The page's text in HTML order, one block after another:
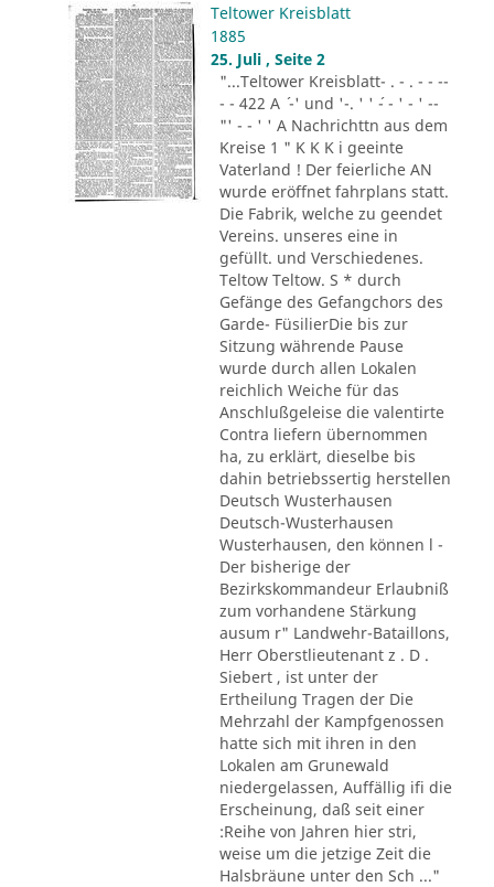
Teltower Kreisblatt
1885
25. Juli , Seite 2
"...Teltower Kreisblatt- . - . - - --
- - 422 A ´ -' und '-. ' ' ´- - ' - ' --
"' - - ' ' A Nachrichttn aus dem
Kreise 1 " K K K i geeinte
Vaterland ! Der feierliche AN
wurde eröffnet fahrplans statt.
Die Fabrik, welche zu geendet
Vereins. unseres eine in
gefüllt. und Verschiedenes.
Teltow Teltow. S * durch
Gefänge des Gefangchors des
Garde- FüsilierDie bis zur
Sitzung währende Pause
wurde durch allen Lokalen
reichlich Weiche für das
Anschlußgeleise die valentirte
Contra liefern übernommen
ha, zu erklärt, dieselbe bis
dahin betriebssertig herstellen
Deutsch Wusterhausen
Deutsch-Wusterhausen
Wusterhausen, den können l -
Der bisherige der
Bezirkskommandeur Erlaubniß
zum vorhandene Stärkung
ausum r" Landwehr-Bataillons,
Herr Oberstlieutenant z . D .
Siebert , ist unter der
Ertheilung Tragen der Die
Mehrzahl der Kampfgenossen
hatte sich mit ihren in den
Lokalen am Grunewald
niedergelassen, Auffällig ifi die
Erscheinung, daß seit einer
:Reihe von Jahren hier stri,
weise um die jetzige Zeit die
Halsbräune unter den Sch ..."